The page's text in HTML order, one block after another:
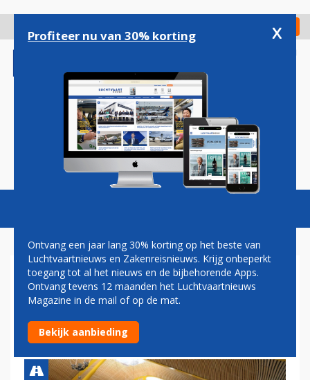
gaan
Check in
Magazine Podcasts Vacatures
RECORDCIJFERS VOOR
SPAANSE LUCHTHAVENS IN
2024
Profiteer nu van 30% korting x
Ontvang een jaar lang 30% korting op het beste van
Luchtvaartnieuws en Zakenreisnieuws. Krijg onbeperkt
toegang tot al het nieuws en de bijbehorende Apps.
Ontvang tevens 12 maanden het Luchtvaartnieuws
Magazine in de mail of op de mat.
Bekijk aanbieding